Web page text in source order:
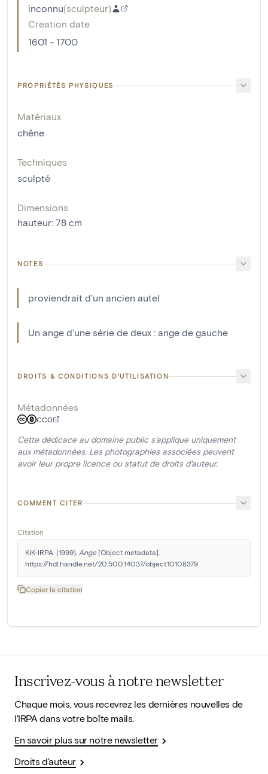
inconnu(sculpteur)
Creation date
1601 - 1700
PROPRIÉTÉS PHYSIQUES
Matériaux
chêne
Techniques
sculpté
Dimensions
hauteur: 78 cm
NOTES
proviendrait d'un ancien autel
Un ange d'une série de deux : ange de gauche
DROITS & CONDITIONS D'UTILISATION
Métadonnées
CC0
Cette dédicace au domaine public s'applique uniquement
aux métadonnées. Les photographies associées peuvent
avoir leur propre licence ou statut de droits d'auteur.
COMMENT CITER
Citation
KIK-IRPA. (1999). Ange [Object metadata].
https://hdl.handle.net/20.500.14037/object.10108379
Copier la citation
Inscrivez-vous à notre newsletter
Chaque mois, vous recevrez les dernières nouvelles de
l'IRPA dans votre boîte mails.
En savoir plus sur notre newsletter
Droits d'auteur